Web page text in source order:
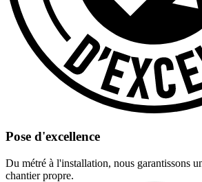
Pose d'excellence
Du métré à l'installation, nous garantissons
chantier propre.